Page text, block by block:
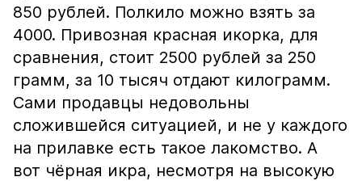
850 рублей. Полкило можно взять за
4000. Привозная красная икорка, для
сравнения, стоит 2500 рублей за 250
грамм, за 10 тысяч отдают килограмм.
Сами продавцы недовольны
сложившейся ситуацией, и не у каждого
на прилавке есть такое лакомство. А
вот чёрная икра, несмотря на высокую